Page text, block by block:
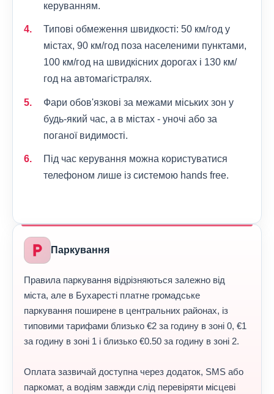
керуванням.
Типові обмеження швидкості: 50 км/год у
містах, 90 км/год поза населеними пунктами,
100 км/год на швидкісних дорогах і 130 км/
год на автомагістралях.
Фари обов'язкові за межами міських зон у
будь-який час, а в містах - уночі або за
поганої видимості.
Під час керування можна користуватися
телефоном лише із системою hands free.
local_parking Паркування
Правила паркування відрізняються залежно від
міста, але в Бухаресті платне громадське
паркування поширене в центральних районах, із
типовими тарифами близько €2 за годину в зоні 0, €1
за годину в зоні 1 і близько €0.50 за годину в зоні 2.
Оплата зазвичай доступна через додаток, SMS або
паркомат, а водіям завжди слід перевіряти місцеві